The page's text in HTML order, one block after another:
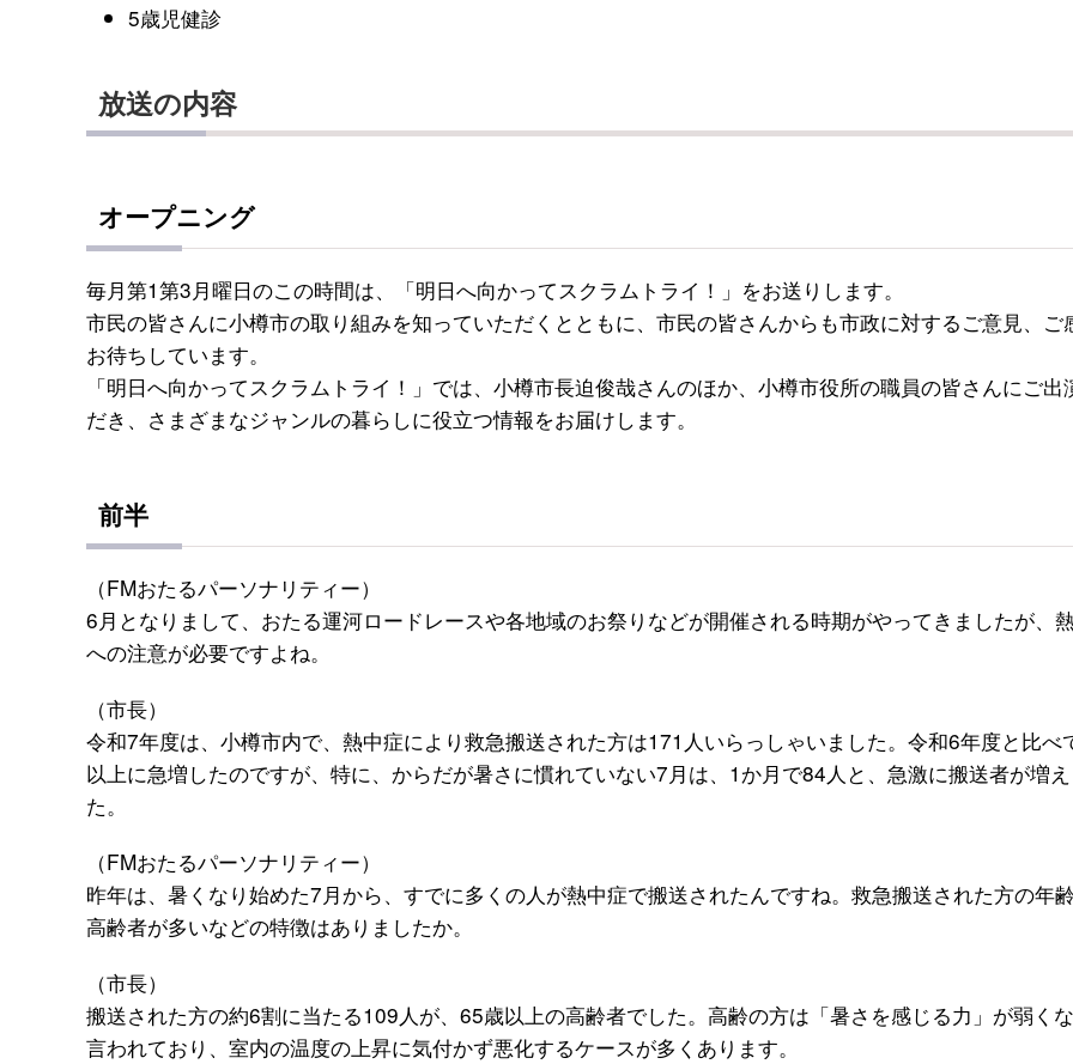
5歳児健診
放送の内容
オープニング
毎月第1第3月曜日のこの時間は、「明日へ向かってスクラムトライ！」をお送りします。
市民の皆さんに小樽市の取り組みを知っていただくとともに、市民の皆さんからも市政に対するご意見、ご
お待ちしています。
「明日へ向かってスクラムトライ！」では、小樽市長迫俊哉さんのほか、小樽市役所の職員の皆さんにご出
だき、さまざまなジャンルの暮らしに役立つ情報をお届けします。
前半
（FMおたるパーソナリティー）
6月となりまして、おたる運河ロードレースや各地域のお祭りなどが開催される時期がやってきましたが、
への注意が必要ですよね。
（市長）
令和7年度は、小樽市内で、熱中症により救急搬送された方は171人いらっしゃいました。令和6年度と比べ
以上に急増したのですが、特に、からだが暑さに慣れていない7月は、1か月で84人と、急激に搬送者が増
た。
（FMおたるパーソナリティー）
昨年は、暑くなり始めた7月から、すでに多くの人が熱中症で搬送されたんですね。救急搬送された方の年齢
高齢者が多いなどの特徴はありましたか。
（市長）
搬送された方の約6割に当たる109人が、65歳以上の高齢者でした。高齢の方は「暑さを感じる力」が弱く
言われており、室内の温度の上昇に気付かず悪化するケースが多くあります。